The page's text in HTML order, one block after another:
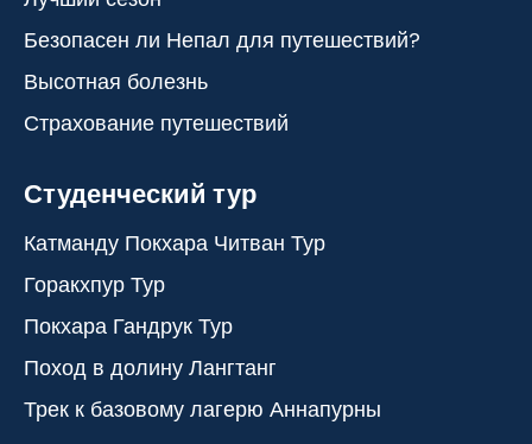
Безопасен ли Непал для путешествий?
Высотная болезнь
Страхование путешествий
Студенческий тур
Катманду Покхара Читван Тур
Горакхпур Тур
Покхара Гандрук Тур
Поход в долину Лангтанг
Трек к базовому лагерю Аннапурны